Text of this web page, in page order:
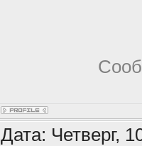
Дата: Четверг,